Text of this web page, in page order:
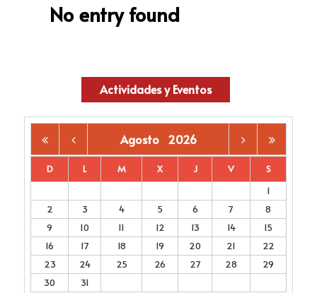
No entry found
Actividades y Eventos
Agosto 2026
D L M X J V
S
1
2
3 4 5 6 7
8
9
10 11 12 13 14
15
16
17 18 19 20 21
22
23
24 25 26 27 28
29
30
31